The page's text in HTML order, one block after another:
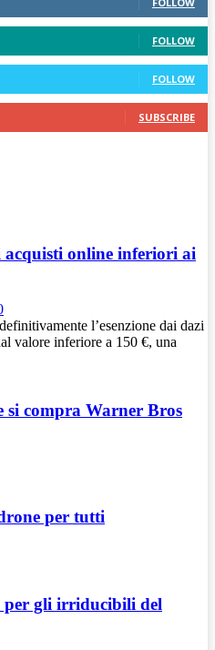
FOLLOW
FOLLOW
SUBSCRIBE
online inferiori ai
l’esenzione dai dazi
valore inferiore a 150 €, una
si compra Warner Bros
per tutti
per gli irriducibili del